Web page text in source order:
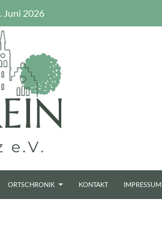
Juni 2026
ORTSCHRONIK KONTAKT IMPRESSUM